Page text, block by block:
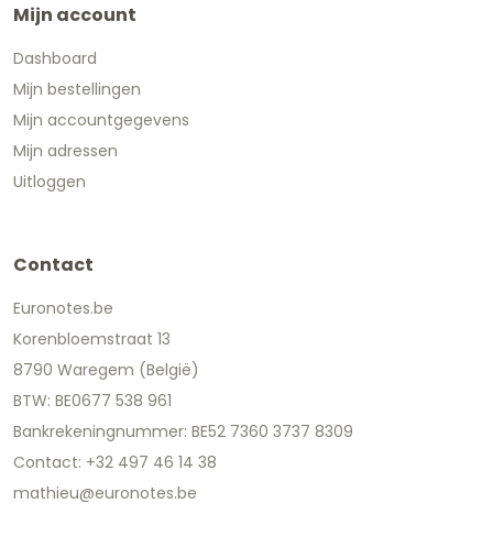
Mijn account
Dashboard
Mijn bestellingen
Mijn accountgegevens
Mijn adressen
Uitloggen
Contact
Euronotes.be
Korenbloemstraat 13
8790 Waregem (België)
BTW: BE0677 538 961
Bankrekeningnummer: BE52 7360 3737 8309
Contact: +32 497 46 14 38
mathieu@euronotes.be